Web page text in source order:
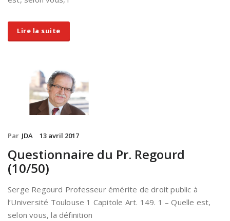
Lire la suite
Par JDA 13 avril 2017
Questionnaire du Pr. Regourd
(10/50)
Serge Regourd Professeur émérite de droit public à
l’Université Toulouse 1 Capitole Art. 149. 1 – Quelle est,
selon vous, la définition